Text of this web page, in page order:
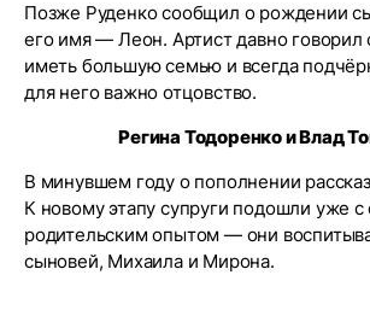
Позже Руденко сообщил о рождении
его имя — Леон. Артист давно говорил
иметь большую семью и всегда
для него важно отцовство.
Регина Тодоренко и Влад
В минувшем году о пополнении
К новому этапу супруги подошли уже
родительским опытом — они
сыновей, Михаила и Мирона.